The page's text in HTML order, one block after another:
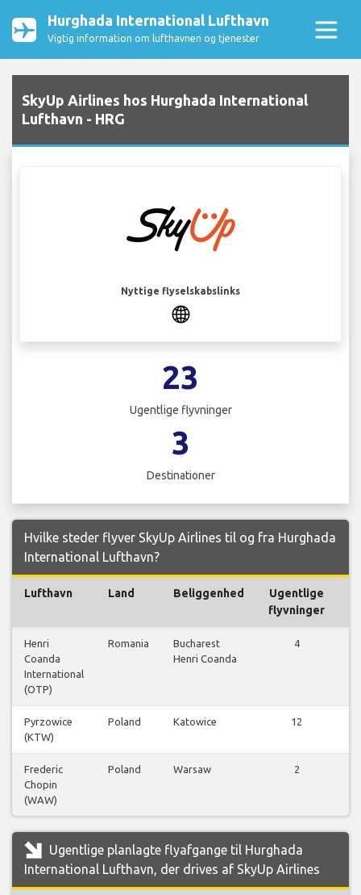
Hurghada International Lufthavn
Vigtig information om lufthavnen og tjenester
SkyUp Airlines hos Hurghada International
Lufthavn - HRG
Nyttige flyselskabslinks
23
Ugentlige flyvninger
3
Destinationer
Hvilke steder flyver SkyUp Airlines til og fra Hurghada
International Lufthavn?
Lufthavn Land Beliggenhed
Ugentlige
flyvninger
Henri
Coanda
International
(OTP)
Romania
Bucharest
Henri Coanda
4
Pyrzowice
(KTW)
Poland Katowice
12
Frederic
Chopin
(WAW)
Poland Warsaw
2
Ugentlige planlagte flyafgange til Hurghada
International Lufthavn, der drives af SkyUp Airlines